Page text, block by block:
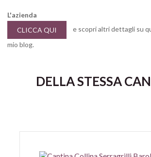
L'azienda
CLICCA QUI
e scopri altri dettagli su
mio blog.
DELLA STESSA